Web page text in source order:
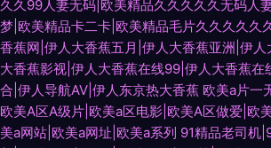
久久99人妻无码|欧美精品久久久久久无码人
梦|欧美精品卡二卡|欧美精品毛片久久久久久
香蕉网|伊人大香蕉五月|伊人大香蕉亚洲|伊人
大香蕉影视|伊人大香蕉在线99|伊人大香蕉在
合|伊人导航AV|伊人东京热大香蕉 欧美a片一
欧美A区A级片|欧美a区电影|欧美A区做爱|欧
美a网站|欧美a网址|欧美a系列 91精品老司机